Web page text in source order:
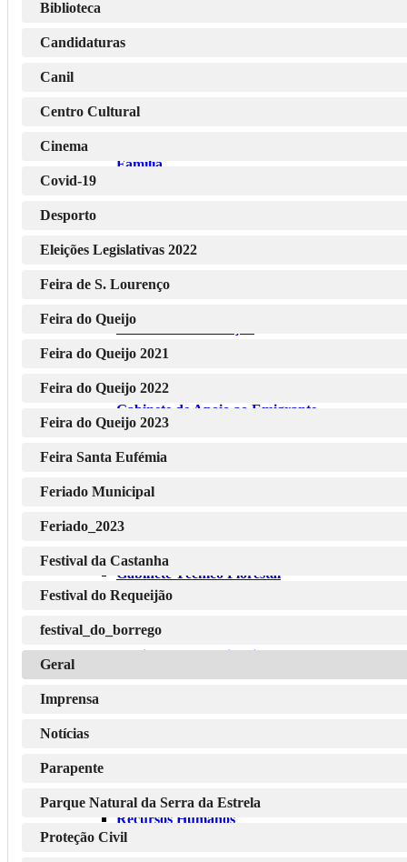
Família
Serviço Municipal de Desporto
Gabinete de Educação
Gabinete de Apoio ao Emigrante
Gabinete de Arqueologia
Gabinete Técnico Florestal
Gabinete de Veterinária
Recursos Humanos
Biblioteca
Candidaturas
Canil
Centro Cultural
Cinema
Covid-19
Desporto
Eleições Legislativas 2022
Feira de S. Lourenço
Feira do Queijo
Feira do Queijo 2021
Feira do Queijo 2022
Feira do Queijo 2023
Feira Santa Eufémia
Feriado Municipal
Feriado_2023
Festival da Castanha
Festival do Requeijão
festival_do_borrego
Geral
Imprensa
Notícias
Parapente
Parque Natural da Serra da Estrela
Proteção Civil